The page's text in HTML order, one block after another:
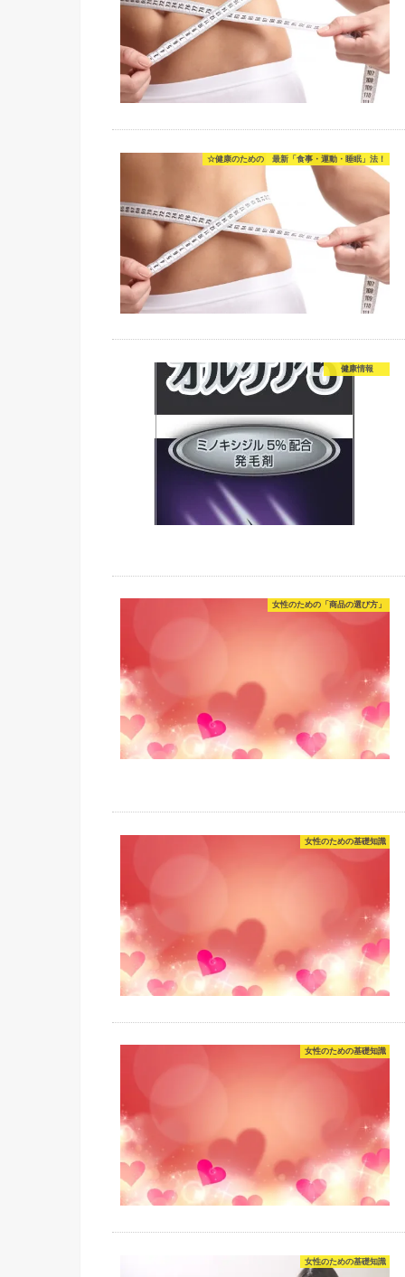
☆健康のための 最新「食事・運動・睡眠」法！
健康情報
女性のための「商品の選び方」
女性のための基礎知識
女性のための基礎知識
女性のための基礎知識